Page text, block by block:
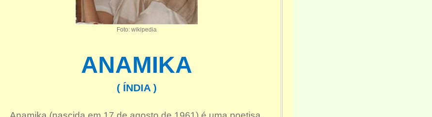
Foto: wikipedia
ANAMIKA
( ÍNDIA )